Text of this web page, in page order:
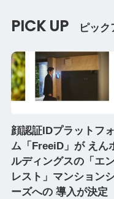
PICK UP ピック
顔認証IDプラットフ
ム「FreeiD」が えん
ルディングスの「エ
レスト」マンション
ーズへの 導入が決定